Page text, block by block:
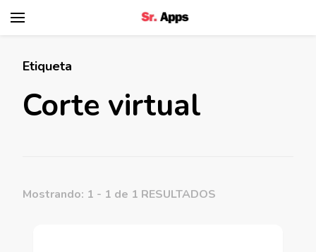
Etiqueta
Corte virtual
Mostrando: 1 - 1 de 1 RESULTADOS